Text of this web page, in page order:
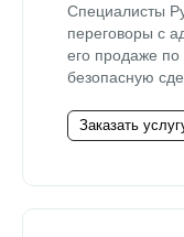
Специалисты
переговоры с
его продаже
безопасную
Заказать